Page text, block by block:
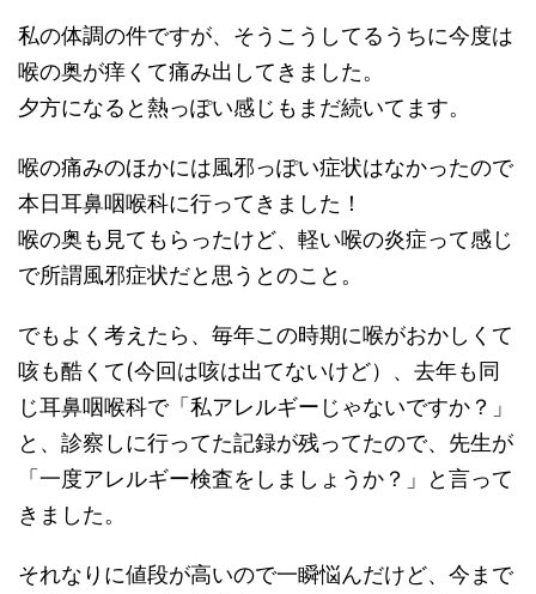
私の体調の件ですが、そうこうしてるうちに今度は
喉の奥が痒くて痛み出してきました。
夕方になると熱っぽい感じもまだ続いてます。
喉の痛みのほかには風邪っぽい症状はなかったので
本日耳鼻咽喉科に行ってきました！
喉の奥も見てもらったけど、軽い喉の炎症って感じ
で所謂風邪症状だと思うとのこと。
でもよく考えたら、毎年この時期に喉がおかしくて
咳も酷くて(今回は咳は出てないけど）、去年も同
じ耳鼻咽喉科で「私アレルギーじゃないですか？」
と、診察しに行ってた記録が残ってたので、先生が
「一度アレルギー検査をしましょうか？」と言って
きました。
それなりに値段が高いので一瞬悩んだけど、今まで